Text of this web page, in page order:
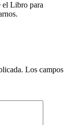
el Libro para
Los campos